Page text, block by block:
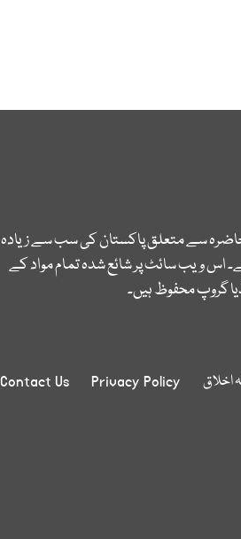
سے متعلق پاکستان کی سب سے زیادہ
اس ویب سائٹ پر شائع شدہ تمام مواد کے
گروپ محفوظ ہیں۔
اخلاق Privacy Policy
Contact Us